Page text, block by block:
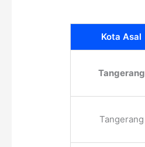
Kota Asal
Tangerang
Tangerang